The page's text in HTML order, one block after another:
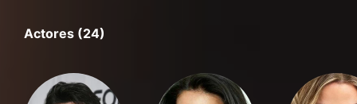
Actores (24)